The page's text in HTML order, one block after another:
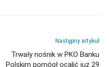
Następny artykuł
Trwały nośnik w PKO Banku
Polskim pomógł ocalić już 29